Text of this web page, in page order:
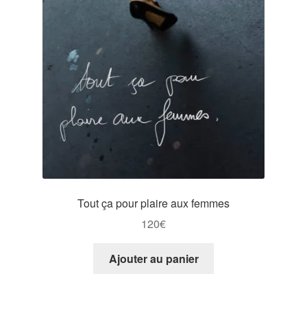
Tout ça pour plaire aux femmes
120€
Ajouter au panier